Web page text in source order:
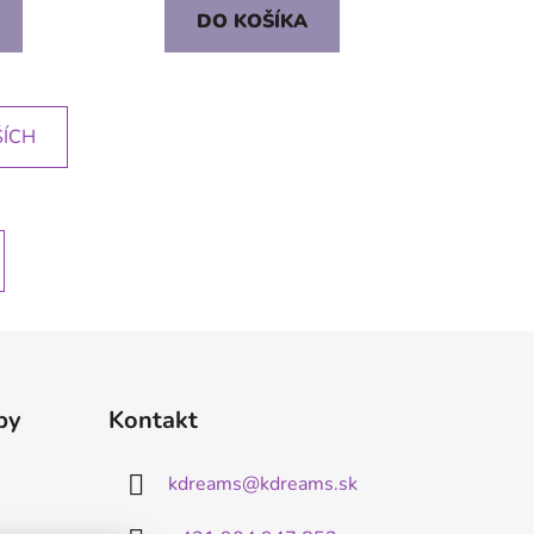
DO KOŠÍKA
Kontakt
kdreams@kdreams.sk